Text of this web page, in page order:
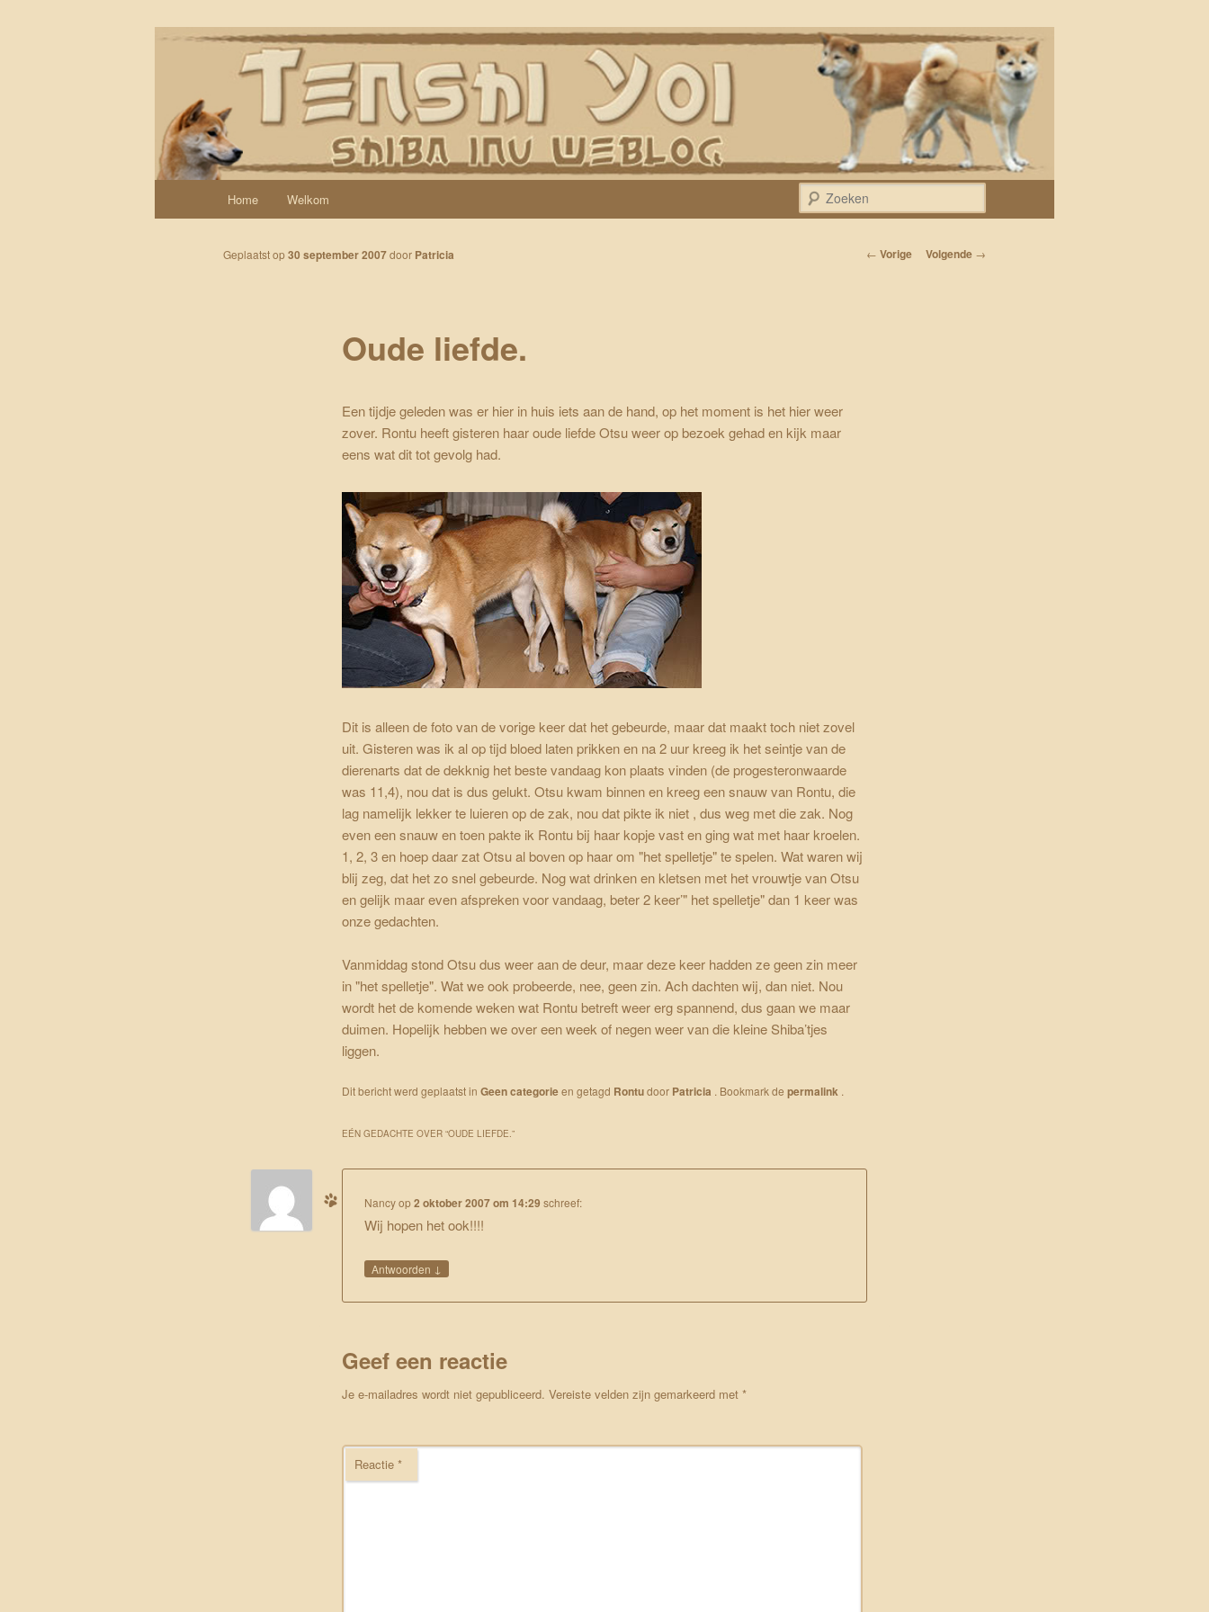
Spring naar de primaire inhoud
Tenshi Yoi
Een weblog over onze Shiba’s (Keiko, Rontu, Miyuki, Tatsu en Yumi)
Home Welkom
Bericht navigatie
← Vorige Volgende →
Oude liefde.
Geplaatst op30 september 2007door Patricia
Een tijdje geledenwas er hier in huis iets aan de hand, op het moment is het hier weer
zover. Rontu heeft gisteren haar oude liefde Otsu weer op bezoek gehad en kijk maar
eens wat dit tot gevolg had.
Dit is alleen de foto van de vorige keer dat het gebeurde, maar dat maakt toch niet zovel
uit. Gisteren was ik al op tijd bloed laten prikken en na 2 uur kreeg ik het seintje van de
dierenarts dat de dekknig het beste vandaag kon plaats vinden (de progesteronwaarde
was 11,4), nou dat is dus gelukt. Otsu kwam binnen en kreeg een snauw van Rontu, die
lag namelijk lekker te luieren op de zak, nou dat pikte ik niet , dus weg met die zak. Nog
even een snauw en toen pakte ik Rontu bij haar kopje vast en ging wat met haar kroelen.
1, 2, 3 en hoep daar zat Otsu al boven op haar om "het spelletje" te spelen. Wat waren wij
blij zeg, dat het zo snel gebeurde. Nog wat drinken en kletsen met het vrouwtje van Otsu
en gelijk maar even afspreken voor vandaag, beter 2 keer’" het spelletje" dan 1 keer was
onze gedachten.
Vanmiddag stond Otsu dus weer aan de deur, maar deze keer hadden ze geen zin meer
in "het spelletje". Wat we ook probeerde, nee, geen zin. Ach dachten wij, dan niet. Nou
wordt het de komende weken wat Rontu betreft weer erg spannend, dus gaan we maar
duimen. Hopelijk hebben we over een week of negen weer van die kleine Shiba’tjes
liggen.
Dit bericht werd geplaatst in Geen categorieen getagd Rontudoor Patricia . Bookmark de permalink .
EÉN GEDACHTE OVER “OUDE LIEFDE. ”
Nancyop2 oktober 2007 om 14:29 schreef:
Wij hopen het ook!!!!
Antwoorden ↓
Geef een reactie
Je e-mailadres wordt niet gepubliceerd. Vereiste velden zijn gemarkeerd met *
Reactie *